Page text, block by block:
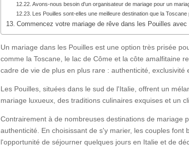
Avons-nous besoin d'un organisateur de mariage pour un
Les Pouilles sont-elles une meilleure destination que la
Commencez votre mariage de rêve dans les Pouilles avec
Un mariage dans les Pouilles est une option très prisée
comme la Toscane, le lac de Côme et la côte amalfitaine
cadre de vie de plus en plus rare : authenticité, exclusivité
Les Pouilles, situées dans le sud de l'Italie, offrent un
mariage luxueux, des traditions culinaires exquises et un
Contrairement à de nombreuses destinations de mariage
authenticité. En choisissant de s'y marier, les couples
l'opportunité de séjourner quelques jours en Italie et de